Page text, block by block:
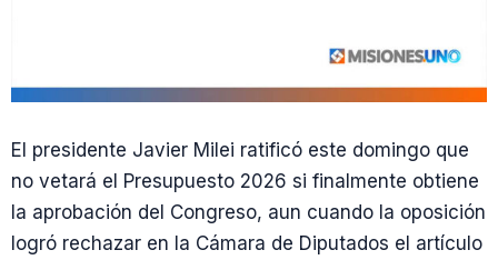
El presidente Javier Milei ratificó este domingo que
no vetará el Presupuesto 2026 si finalmente obtiene
la aprobación del Congreso, aun cuando la oposición
logró rechazar en la Cámara de Diputados el artículo